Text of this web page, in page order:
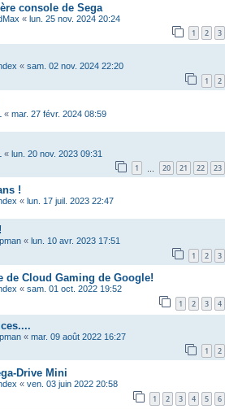
console de Sega
« lun. 25 nov. 2024 20:24
1 2 3
« sam. 02 nov. 2024 22:20
1 2
« mar. 27 févr. 2024 08:59
« lun. 20 nov. 2023 09:31
1 20 21 22 23
!
« lun. 17 juil. 2023 22:47
« lun. 10 avr. 2023 17:51
1 2 3
de Cloud Gaming de Google!
« sam. 01 oct. 2022 19:52
1 2 3 4
« mar. 09 août 2022 16:27
1 2
Drive Mini
« ven. 03 juin 2022 20:58
1 2 3 4 5 6